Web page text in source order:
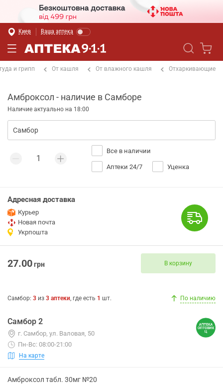
Киев Ваша аптека
и грипп От кашля От влажного кашля Отхаркивающие
Амброксол - наличие в Самборе
Наличие актуально на 18:00
Все в наличии
Аптеки 24/7 Уценка
Адресная доставка
Курьер
Новая почта
Укрпошта
27.00грн В корзину
Самбор: 3 из 3 аптеки, где есть 1 шт. По наличию
Самбор 2
г. Самбор, ул. Валовая, 50
Пн-Вс: 08:00-21:00
На карте
Амброксол табл. 30мг №20